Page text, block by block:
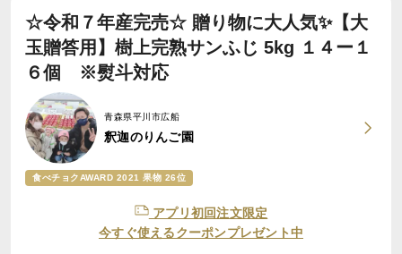
☆令和７年産完売☆ 贈り物に大人気✨【大
玉贈答用】樹上完熟サンふじ 5kg １４ー１
６個 ※熨斗対応
青森県平川市広船
釈迦のりんご園
食べチョクAWARD 2021 果物 26位
アプリ初回注文限定
今すぐ使えるクーポンプレゼント中